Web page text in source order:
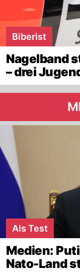
Biberist
Nagelband
– drei
Als Test
Medien:
Nato-Land